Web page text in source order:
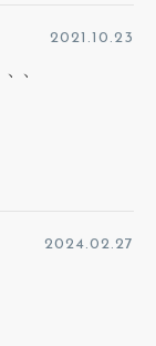
2021.10.23
、
2024.02.27